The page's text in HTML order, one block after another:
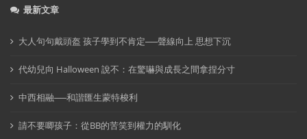
最新文章
大人句句戴頭盔 孩子學到不肯定──聲線向上 思想下沉
代幼兒向 Halloween 說不：在驚嚇與成長之間拿捏分寸
中西相融──和諧匯生蒙特梭利
請不要唧孩子：從BB的苦笑到權力的馴化